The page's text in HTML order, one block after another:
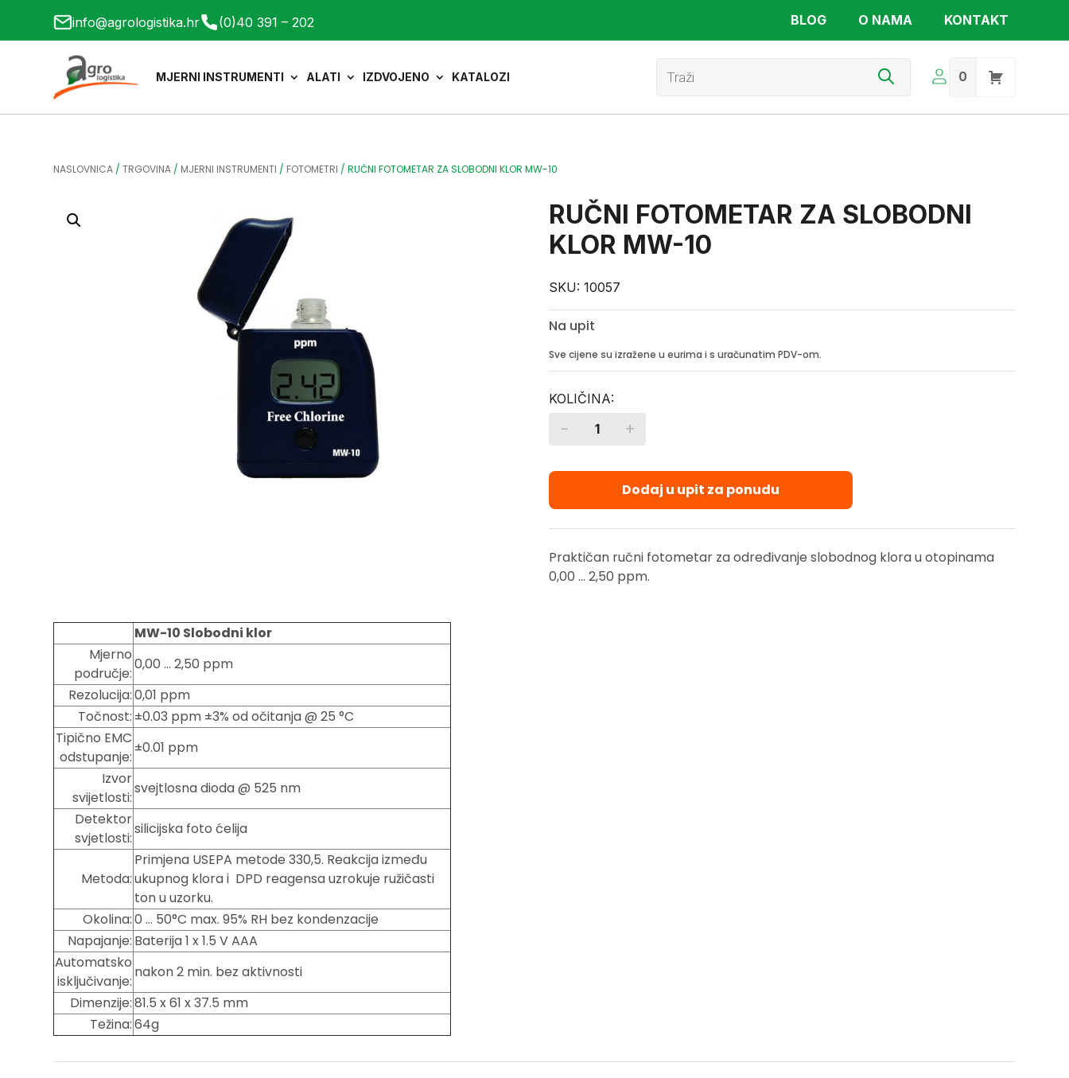
info@agrologistika.hr (0)40 391 – 202 BLOG O NAMA KONTAKT
MJERNI INSTRUMENTI ALATI IZDVOJENO KATALOZI
Products
search 0
NASLOVNICA /TRGOVINA / MJERNI INSTRUMENTI / FOTOMETRI /RUČNI FOTOMETAR ZA SLOBODNI KLOR MW-10
RUČNI FOTOMETAR ZA SLOBODNI
KLOR MW-10
SKU:10057
Na upit
Sve cijene su izražene u eurima i s uračunatim PDV-om.
Quantity
- +
Dodaj u upit za ponudu
Praktičan ručni fotometar za određivanje slobodnog klora u otopinama
0,00 … 2,50 ppm.
MW-10 Slobodni klor
Mjerno
područje:
0,00 … 2,50 ppm
Rezolucija:0,01 ppm
Točnost: ±0.03 ppm ±3% od očitanja @ 25 °C
Tipično EMC
odstupanje:
±0.01 ppm
Izvor
svijetlosti:
svejtlosna dioda @ 525 nm
Detektor
svjetlosti:
silicijska foto ćelija
Metoda:
Primjena USEPA metode 330,5. Reakcija između
ukupnog klora i DPD reagensa uzrokuje ružičasti
ton u uzorku.
Okolina:0 … 50°C max. 95% RH bez kondenzacije
Napajanje: Baterija 1 x 1.5 V AAA
Automatsko
isključivanje:
nakon 2 min. bez aktivnosti
Dimenzije:81.5 x 61 x 37.5 mm
Težina:64g